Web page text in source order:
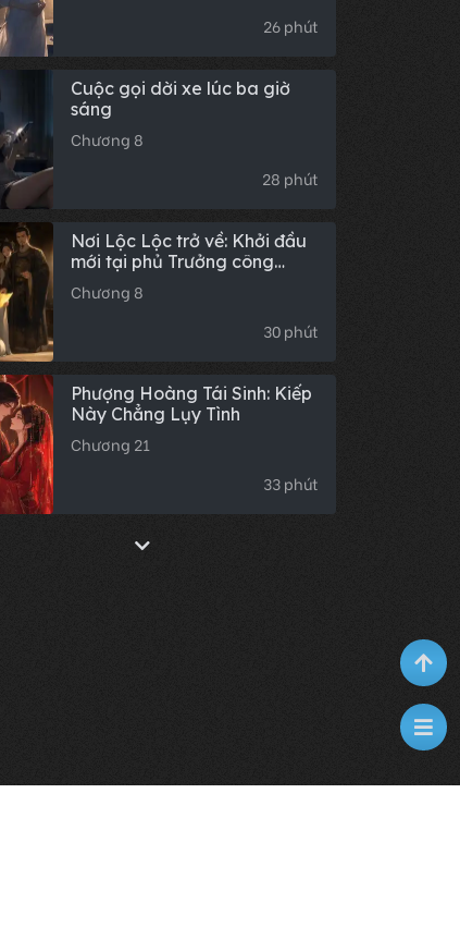
26 phút
Cuộc gọi dời xe lúc ba giờ
sáng
Chương 8
28 phút
Nơi Lộc Lộc trở về: Khởi đầu
mới tại phủ Trưởng công
chúa
Chương 8
30 phút
Phượng Hoàng Tái Sinh: Kiếp
Này Chẳng Lụy Tình
Chương 21
33 phút